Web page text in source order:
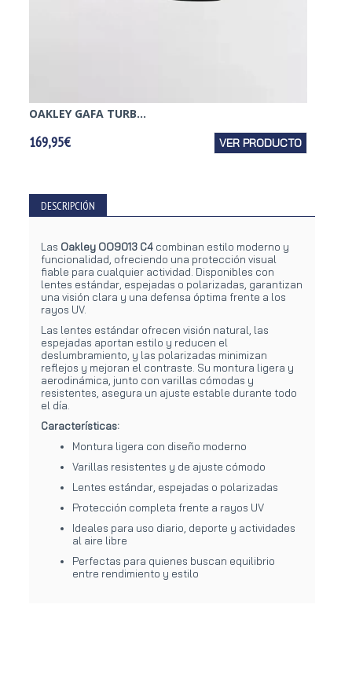
OAKLEY GAFA TURB...
169,95€ VER PRODUCTO
DESCRIPCIÓN
Las Oakley OO9013 C4 combinan estilo moderno y
funcionalidad, ofreciendo una protección visual
fiable para cualquier actividad. Disponibles con
lentes estándar, espejadas o polarizadas, garantizan
una visión clara y una defensa óptima frente a los
rayos UV.
Las lentes estándar ofrecen visión natural, las
espejadas aportan estilo y reducen el
deslumbramiento, y las polarizadas minimizan
reflejos y mejoran el contraste. Su montura ligera y
aerodinámica, junto con varillas cómodas y
resistentes, asegura un ajuste estable durante todo
el día.
Características:
Montura ligera con diseño moderno
Varillas resistentes y de ajuste cómodo
Lentes estándar, espejadas o polarizadas
Protección completa frente a rayos UV
Ideales para uso diario, deporte y actividades
al aire libre
Perfectas para quienes buscan equilibrio
entre rendimiento y estilo